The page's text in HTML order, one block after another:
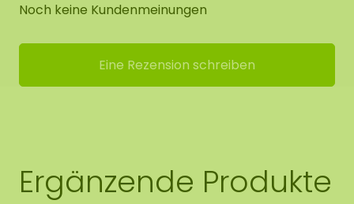
Noch keine Kundenmeinungen
Eine Rezension schreiben
Ergänzende Produkte